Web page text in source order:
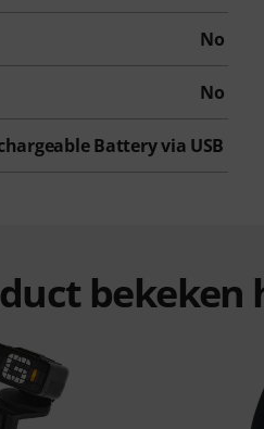
No
No
Battery via USB
bekeken